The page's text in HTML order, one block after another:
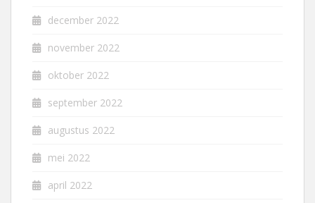
december 2022
november 2022
oktober 2022
september 2022
augustus 2022
mei 2022
april 2022